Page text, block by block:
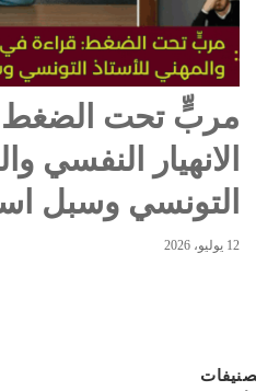
مربٍّ تحت
الانهيار النفسي
التونسي وسبل
12 يوليو، 2026